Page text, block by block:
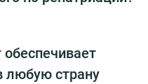
обеспечивает
любую страну